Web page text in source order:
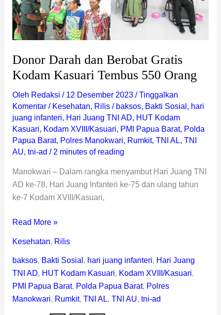
Donor Darah dan Berobat Gratis
Kodam Kasuari Tembus 550 Orang
Oleh Redaksi / 12 Desember 2023 /Tinggalkan
Komentar / Kesehatan, Rilis/ baksos, Bakti Sosial , hari
juang infanteri, Hari Juang TNI AD, HUT Kodam
Kasuari, Kodam XVIII/Kasuari, PMI Papua Barat, Polda
Papua Barat, Polres Manokwari, Rumkit, TNI AL, TNI
AU, tni-ad / 2 minutes of reading
Manokwari – Dalam rangka menyambut Hari Juang TNI
AD ke-78, Hari Juang Infanteri ke-75 dan ulang tahun
ke-7 Kodam XVIII/Kasuari,
550
Orang
Read More »
Kesehatan, Rilis
baksos, Bakti Sosial , hari juang infanteri, Hari Juang
TNI AD, HUT Kodam Kasuari, Kodam XVIII/Kasuari,
PMI Papua Barat, Polda Papua Barat, Polres
Manokwari, Rumkit, TNI AL, TNI AU, tni-ad